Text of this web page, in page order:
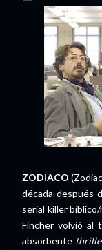
ZODIACO
década después
serial killer
Fincher volvió al
absorbente